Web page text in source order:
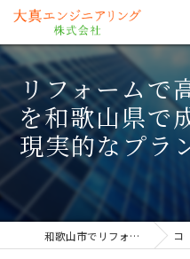
リフォームで
を和歌山県で
現実的なプラ
和歌山市でリフォームなら大真エンジニアリング株式会社 コラム